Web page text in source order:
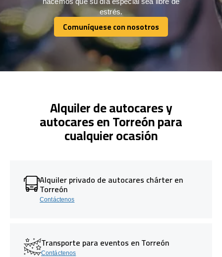
estrés.
Comuníquese con nosotros
Comuníquese con nosotros
Alquiler de autocares y
autocares en Torreón para
cualquier ocasión
Alquiler privado de autocares chárter en
Torreón
Contáctenos
Transporte para eventos en Torreón
Contáctenos